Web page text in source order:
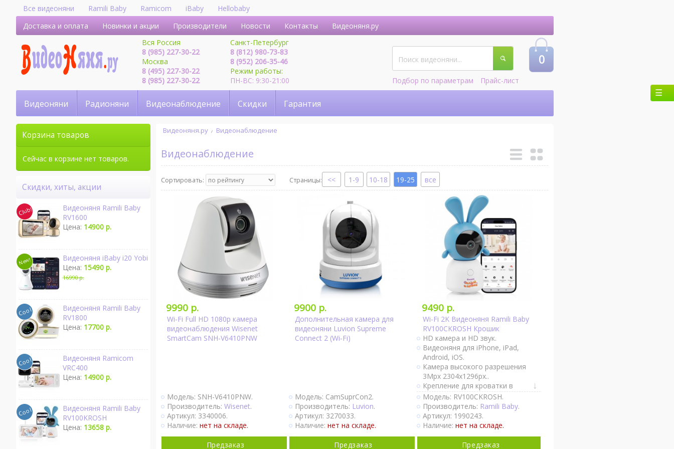
Все видеоняни Ramili Baby Ramicom iBaby
Hellobaby
Доставка и оплата
Новинки и акции Производители Новости Контакты
Видеоняня.ру
Вся Россия
8 (985) 227-30-22
Москва
8 (495) 227-30-22
8 (985) 227-30-22
Санкт-Петербург
8 (812) 980-73-83
8 (952) 206-35-46
Режим работы:
ПН-ВС: 9:30-21:00
Подбор по параметрам Прайс-лист
0
Видеоняни Радионяни Видеонаблюдение Скидки Гарантия
Видеоняня.ру Видеонаблюдение
Видеонаблюдение
Сортировать: 1-9 10-18 19-25 все
9990 р.
Wi-Fi Full HD 1080p камера
видеонаблюдения Wisenet
SmartCam SNH-V6410PNW
Модель: SNH-V6410PNW.
Производитель:Wisenet.
Артикул: 3340006.
Наличие:нет на складе.
Предзаказ
9900 р.
Дополнительная камера для
видеоняни Luvion Supreme
Connect 2 (Wi-Fi)
Модель: CamSuprCon2.
Производитель: Luvion.
Артикул: 3270033.
Наличие:нет на складе.
Предзаказ
9490 р.
Wi-Fi 2K Видеоняня Ramili Baby
RV100CKROSH Крошик
HD камера и HD звук.
Видеоняня для iPhone, iPad,
Android, iOS.
Камера высокого разрешения
3Mpx 2304x1296px..
Крепление для кроватки в
комплекте (гибкое)..
Двухсторонняя связь.
Пуш-уведомления при
обнаружении звука или
Непрерывный мониторинг.
Модель: RV100CKROSH.
Производитель: Ramili Baby.
Артикул: 1990243.
Наличие: нет на складе.
Предзаказ
Корзина товаров
Сейчас в корзине нет товаров.
Скидки, хиты, акции
Видеоняня Ramili Baby
RV1600
Цена: 14900 р.
Видеоняня iBaby i20 Yobi
Цена: 15490 р.
16990 р.
Видеоняня Ramili Baby
RV1800
Цена: 17700 р.
Видеоняня Ramicom
VRC400
Цена: 14900 р.
Видеоняня Ramili Baby
RV100KROSH
Цена: 13658 р.